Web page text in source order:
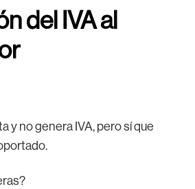
del IVA al
y no genera IVA, pero sí que